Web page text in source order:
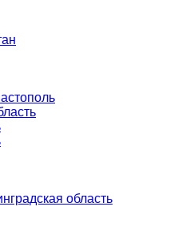
область